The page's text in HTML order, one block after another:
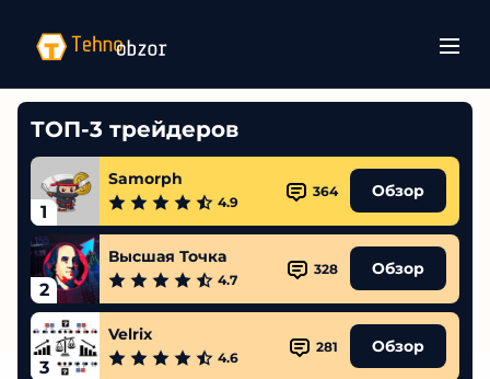
ТОП-3 трейдеров
1
Samorph
4.9
364 Обзор
2
Высшая Точка
4.7
328 Обзор
3
Velrix
4.6
281 Обзор